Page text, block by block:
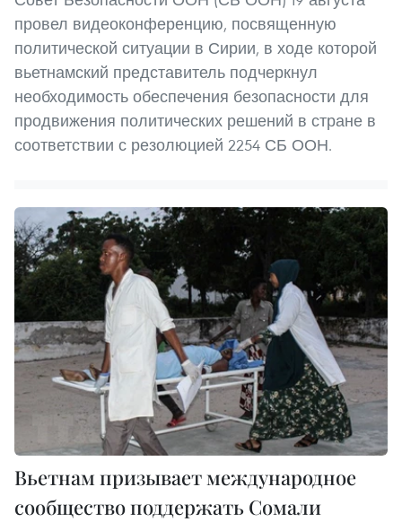
провел видеоконференцию, посвященную
политической ситуации в Сирии, в ходе которой
вьетнамский представитель подчеркнул
необходимость обеспечения безопасности для
продвижения политических решений в стране в
соответствии с резолюцией 2254 СБ ООН.
Вьетнам призывает международное
сообщество поддержать Сомали